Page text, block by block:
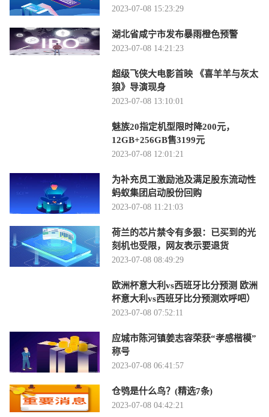
2023-07-08 15:23:29
湖北省咸宁市发布暴雨橙色预警
2023-07-08 14:21:23
超级飞侠大电影首映 《喜羊羊与灰太
狼》导演现身
2023-07-08 13:10:01
魅族20指定机型限时降200元，
12GB+256GB售3199元
2023-07-08 12:01:21
为补充员工激励池及满足股东流动性
蚂蚁集团启动股份回购
2023-07-08 11:21:03
荷兰的芯片禁令有多狠：已买到的光
刻机也受限，网友表示要退货
2023-07-08 08:49:29
欧洲杯意大利vs西班牙比分预测 欧洲
杯意大利vs西班牙比分预测欢呼吧）
2023-07-08 07:52:11
应城市陈河镇姜志容荣获“孝感楷模”
称号
2023-07-08 06:41:57
仓鸮是什么鸟？(精选7条)
2023-07-08 04:42:21